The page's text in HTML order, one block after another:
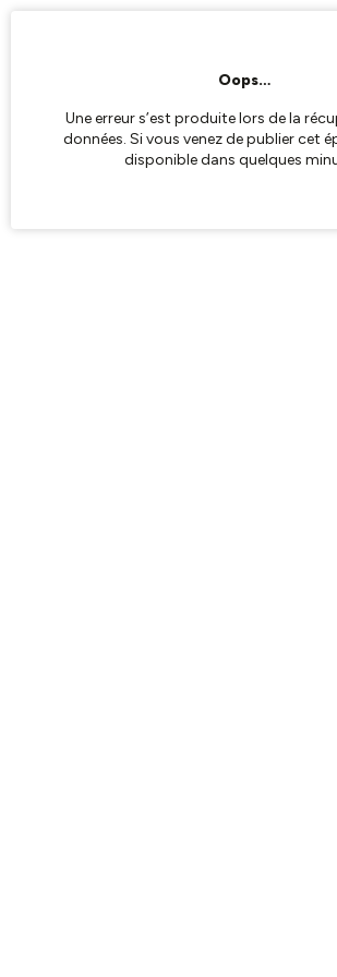
Oops…
Une erreur s’est produite lors de la
données. Si vous venez de publier cet
disponible dans quelques